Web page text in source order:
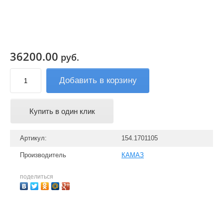
36200.00 руб.
Добавить в корзину
Купить в один клик
Артикул: 154.1701105
Производитель КАМАЗ
поделиться